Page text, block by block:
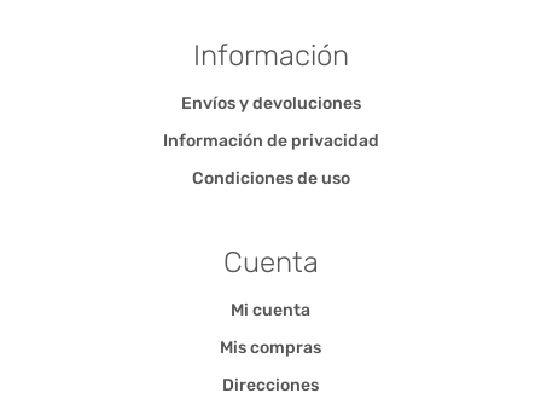
Información
Envíos y devoluciones
Información de privacidad
Condiciones de uso
Cuenta
Mi cuenta
Mis compras
Direcciones